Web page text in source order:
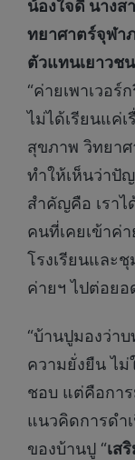
น้องใจดี นางส
ทยาศาตร์จุฬา
ตัวแทนเยาวช
“ค่ายเพาเวอร์
ไม่ได้เรียนแค่เ
สุขภาพ วิทยา
ทำให้เห็นว่าปั
สำคัญคือ เราไ
คนที่เคยเข้าค่
โรงเรียนและ
ค่ายฯ ไปต่อยอ
“บ้านปูมองว่า
ความยั่งยืน ไม่
ชอบ แต่คือกา
แนวคิดการดำ
ของบ้านปู “เส